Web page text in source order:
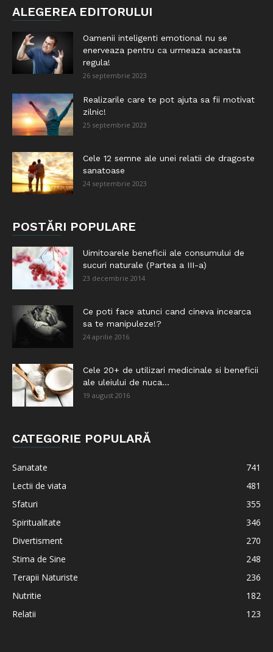
ALEGEREA EDITORULUI
Oamenii inteligenti emotional nu se
enerveaza pentru ca urmeaza aceasta
regula!
26 septembrie 2023
Realizarile care te pot ajuta sa fii motivat
zilnic!
25 septembrie 2023
Cele 12 semne ale unei relatii de dragoste
sanatoase
24 septembrie 2023
POSTĂRI POPULARE
Uimitoarele beneficii ale consumului de
sucuri naturale (Partea a III-a)
23 decembrie 2014
Ce poti face atunci cand cineva incearca
sa te manipuleze!?
24 aprilie 2016
Cele 20+ de utilizari medicinale si beneficii
ale uleiului de nuca...
19 august 2016
CATEGORIE POPULARĂ
Sanatate
741
Lectii de viata
481
Sfaturi
355
Spiritualitate
346
Divertisment
270
Stima de Sine
248
Terapii Naturiste
236
Nutritie
182
Relatii
123